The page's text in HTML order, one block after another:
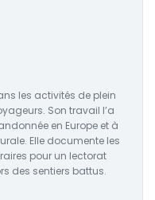
les activités de plein
Son travail l’a
en Europe et à
Elle documente les
pour un lectorat
des sentiers battus.